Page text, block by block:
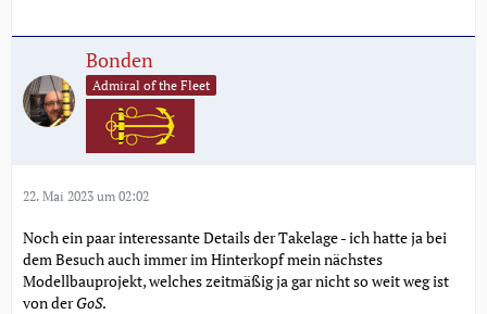
Bonden
Admiral of the Fleet
22. Mai 2023 um 02:02
Noch ein paar interessante Details der Takelage - ich hatte ja bei
dem Besuch auch immer im Hinterkopf mein nächstes
Modellbauprojekt, welches zeitmäßig ja gar nicht so weit weg ist
von derGoS.